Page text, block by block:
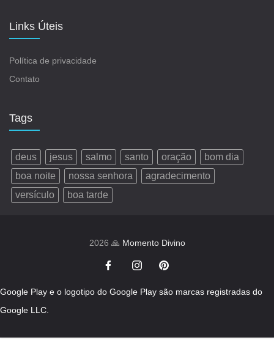
Links Úteis
Política de privacidade
Contato
Tags
deus jesus salmo santo oração
bom dia
boa noite
nossa senhora
agradecimento
versículo
boa tarde
2026 🙏 Momento Divino
Google Play e o logotipo do Google Play são marcas registradas do
Google LLC.